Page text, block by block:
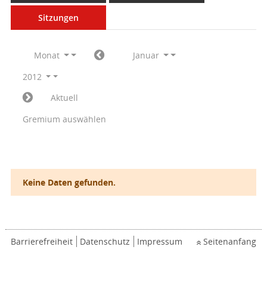
Sitzungen
Monat
Januar
2012
Aktuell
Gremium auswählen
Keine Daten gefunden.
Barrierefreiheit Datenschutz Impressum Seitenanfang